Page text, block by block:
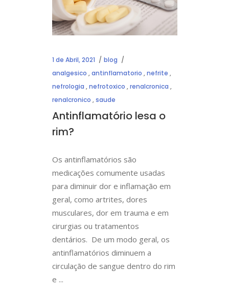
1 de Abril, 2021
blog
analgesico ,antinflamatorio ,nefrite ,
nefrologia ,nefrotoxico ,renalcronica ,
renalcronico ,saude
Antinflamatório lesa o
rim?
Os antinflamatórios são
medicações comumente usadas
para diminuir dor e inflamação em
geral, como artrites, dores
musculares, dor em trauma e em
cirurgias ou tratamentos
dentários. De um modo geral, os
antinflamatórios diminuem a
circulação de sangue dentro do rim
e